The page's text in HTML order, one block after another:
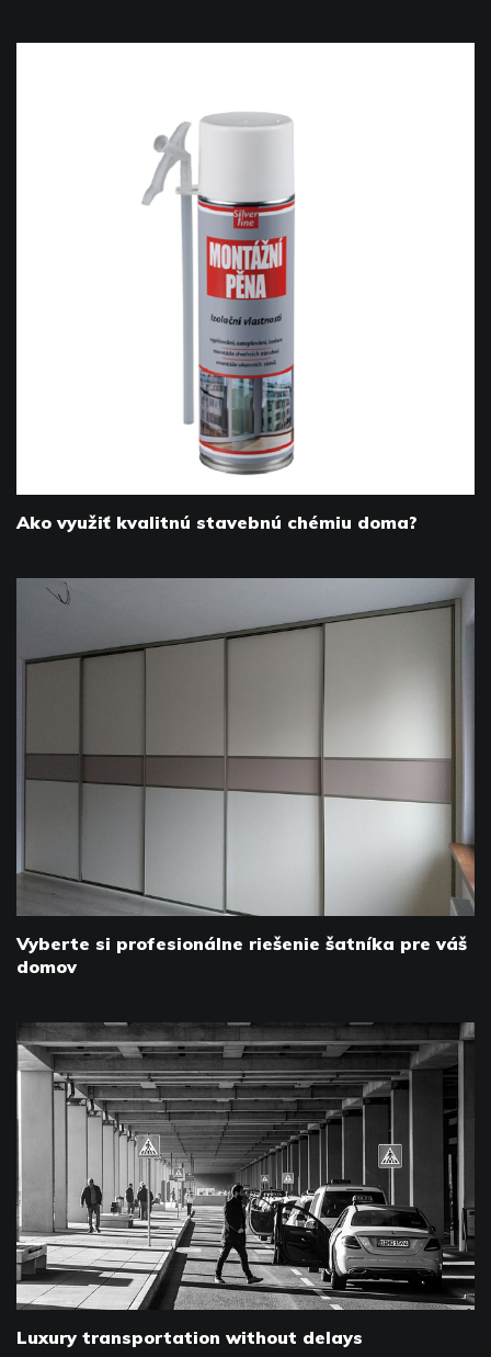
Ako využiť kvalitnú stavebnú chémiu doma?
Vyberte si profesionálne riešenie šatníka pre váš
domov
Luxury transportation without delays